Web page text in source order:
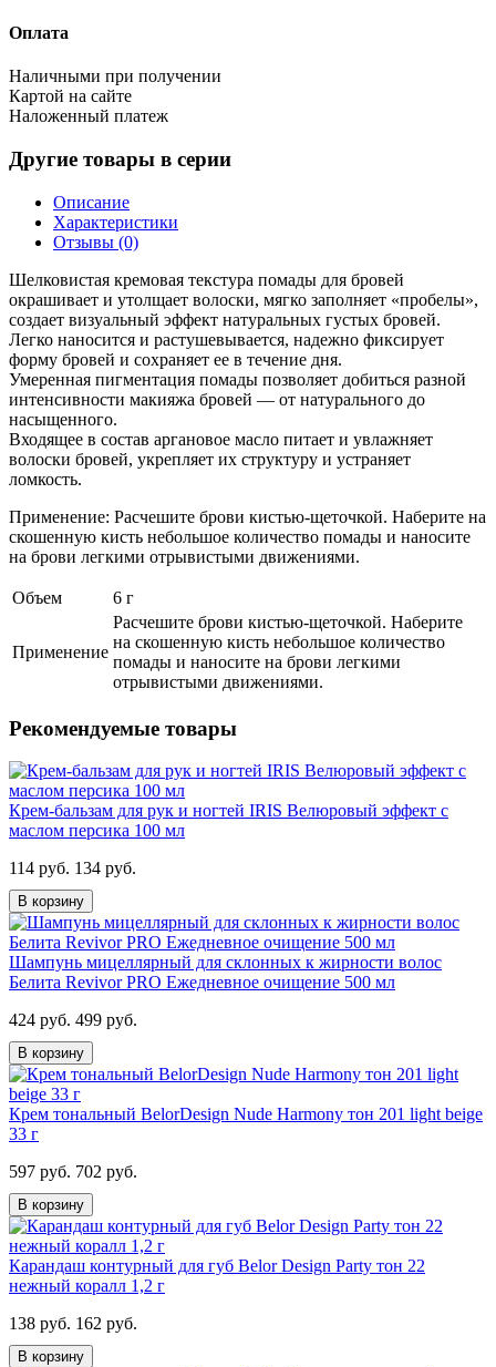
Оплата
Наличными при получении
Картой на сайте
Наложенный платеж
Другие товары в серии
Описание
Характеристики
Отзывы (0)
Шелковистая кремовая текстура помады для бровей
окрашивает и утолщает волоски, мягко заполняет «пробелы»,
создает визуальный эффект натуральных густых бровей.
Легко наносится и растушевывается, надежно фиксирует
форму бровей и сохраняет ее в течение дня.
Умеренная пигментация помады позволяет добиться разной
интенсивности макияжа бровей — от натурального до
насыщенного.
Входящее в состав аргановое масло питает и увлажняет
волоски бровей, укрепляет их структуру и устраняет
ломкость.
Применение: Расчешите брови кистью-щеточкой. Наберите на
скошенную кисть небольшое количество помады и наносите
на брови легкими отрывистыми движениями.
Объем 6 г
Применение
Расчешите брови кистью-щеточкой. Наберите
на скошенную кисть небольшое количество
помады и наносите на брови легкими
отрывистыми движениями.
Рекомендуемые товары
Крем-бальзам для рук и ногтей IRIS Велюровый эффект с
маслом персика 100 мл
114 руб. 134 руб.
В корзину
Шампунь мицеллярный для склонных к жирности волос
Белита Revivor PRO Ежедневное очищение 500 мл
424 руб. 499 руб.
В корзину
Крем тональный BelorDesign Nude Harmony тон 201 light beige
33 г
597 руб. 702 руб.
В корзину
Карандаш контурный для губ Belor Design Party тон 22
нежный коралл 1,2 г
138 руб. 162 руб.
В корзину